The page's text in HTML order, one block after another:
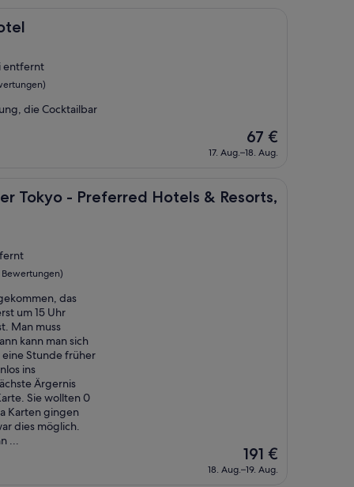
entfernt
die Cocktailbar
Der
Preis
beträgt
67 €
17. Aug.–18. Aug.
Tokyo - Preferred Hotels & Resorts,
- Preferred Hotels & Resorts, LVX Collection
das
um 15 Uhr
Man muss
kann man sich
Stunde früher
ins
Ärgernis
Sie wollten 0
Karten gingen
dies möglich.
...
Der
Preis
beträgt
191 €
18. Aug.–19. Aug.